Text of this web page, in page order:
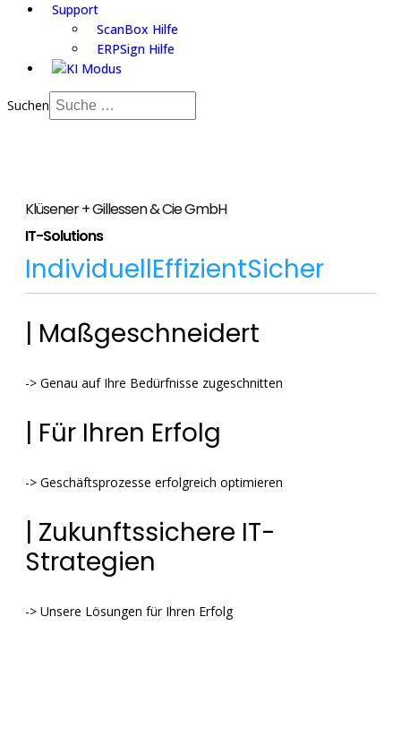
Support
ScanBox Hilfe
ERPSign Hilfe
Suchen
Klüsener + Gillessen & Cie GmbH
IT-Solutions
IndividuellEffizientSicher
| Maßgeschneidert
-> Genau auf Ihre Bedürfnisse zugeschnitten
| Für Ihren Erfolg
-> Geschäftsprozesse erfolgreich optimieren
| Zukunftssichere IT-
Strategien
-> Unsere Lösungen für Ihren Erfolg